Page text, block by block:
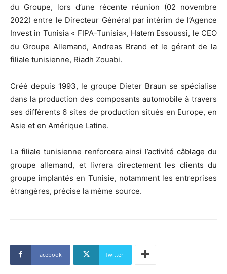
du Groupe, lors d’une récente réunion (02 novembre
2022) entre le Directeur Général par intérim de l’Agence
Invest in Tunisia « FIPA-Tunisia», Hatem Essoussi, le CEO
du Groupe Allemand, Andreas Brand et le gérant de la
filiale tunisienne, Riadh Zouabi.
Créé depuis 1993, le groupe Dieter Braun se spécialise
dans la production des composants automobile à travers
ses différents 6 sites de production situés en Europe, en
Asie et en Amérique Latine.
La filiale tunisienne renforcera ainsi l’activité câblage du
groupe allemand, et livrera directement les clients du
groupe implantés en Tunisie, notamment les entreprises
étrangères, précise la même source.
Facebook Twitter